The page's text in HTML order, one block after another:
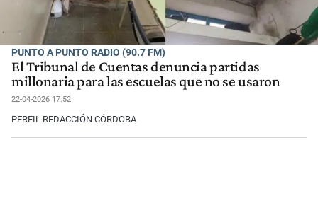
PUNTO A PUNTO RADIO (90.7 FM)
El Tribunal de Cuentas denuncia partidas
millonaria para las escuelas que no se usaron
22-04-2026 17:52
PERFIL REDACCIÓN CÓRDOBA